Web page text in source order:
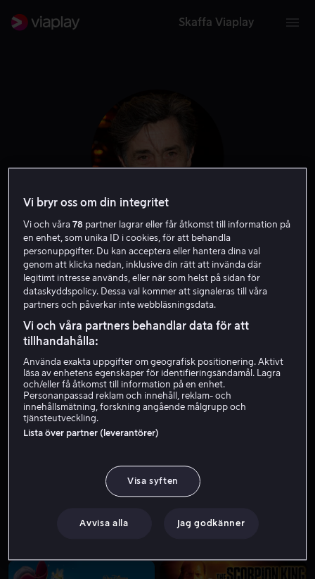
Skaffa Viaplay
Roger Rees
Skådespelare Gäst Röst
Vi bryr oss om din integritet
Vi och våra78 partner lagrar eller får åtkomst till information på
en enhet, som unika ID i cookies, för att behandla
personuppgifter. Du kan acceptera eller hantera dina val
genom att klicka nedan, inklusive din rätt att invända där
legitimt intresse används, eller när som helst på sidan för
dataskyddspolicy. Dessa val kommer att signaleras till våra
partners och påverkar inte webbläsningsdata.
Vi och våra partners behandlar data för att
tillhandahålla:
Använda exakta uppgifter om geografisk positionering. Aktivt
läsa av enhetens egenskaper för identifieringsändamål. Lagra
och/eller få åtkomst till information på en enhet.
Personanpassad reklam och innehåll, reklam- och
innehållsmätning, forskning angående målgrupp och
tjänsteutveckling.
Lista över partner (leverantörer)
Visa syften
Avvisa alla Jag godkänner